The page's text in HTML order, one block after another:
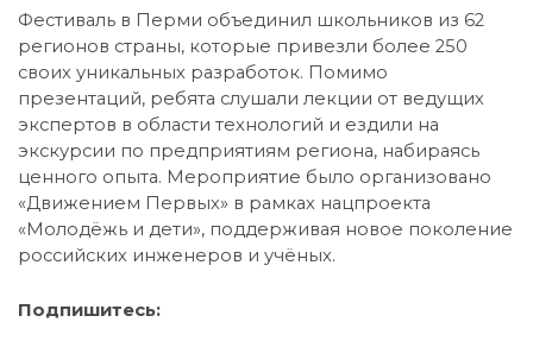
Фестиваль в Перми объединил школьников из 62
регионов страны, которые привезли более 250
своих уникальных разработок. Помимо
презентаций, ребята слушали лекции от ведущих
экспертов в области технологий и ездили на
экскурсии по предприятиям региона, набираясь
ценного опыта. Мероприятие было организовано
«Движением Первых» в рамках нацпроекта
«Молодёжь и дети», поддерживая новое поколение
российских инженеров и учёных.
Подпишитесь: